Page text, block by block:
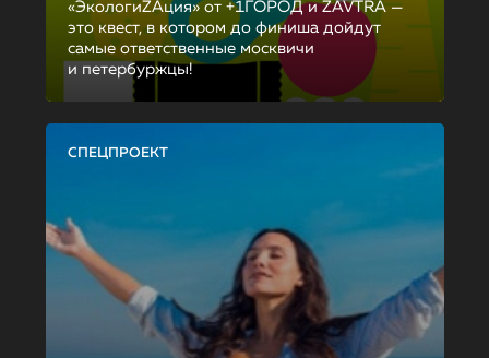
«ЭкологиZAция» от +1ГОРОД и ZAVTRA —
это квест, в котором до финиша дойдут
самые ответственные москвичи
и петербуржцы!
СПЕЦПРОЕКТ